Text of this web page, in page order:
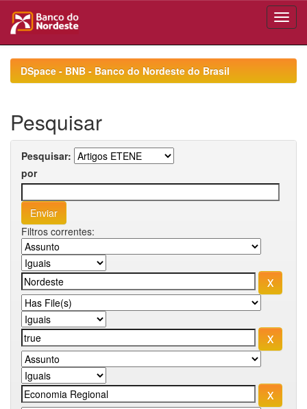
navigationDSpace - BNB - Banco do Nordeste do Brasil
Pesquisar
Pesquisar:
por
Filtros correntes: